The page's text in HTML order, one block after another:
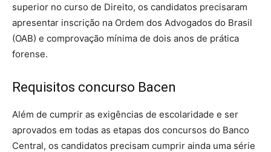
superior no curso de Direito, os candidatos precisaram
apresentar inscrição na Ordem dos Advogados do Brasil
(OAB) e comprovação mínima de dois anos de prática
forense.
Requisitos concurso Bacen
Além de cumprir as exigências de escolaridade e ser
aprovados em todas as etapas dos concursos do Banco
Central, os candidatos precisam cumprir ainda uma série